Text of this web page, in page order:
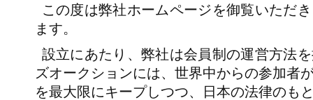
この度は弊社ホームページを御覧いただ
ます。
設立にあたり、弊社は会員制の運営方法
ズオークションには、世界中からの参加者
を最大限にキープしつつ、日本の法律のも